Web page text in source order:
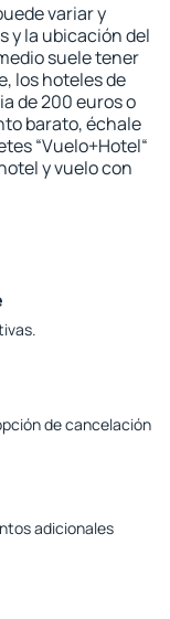
variar y
y la ubicación del
suele tener
los hoteles de
de 200 euros o
barato, échale
“Vuelo+Hotel“
y vuelo con
de cancelación
adicionales